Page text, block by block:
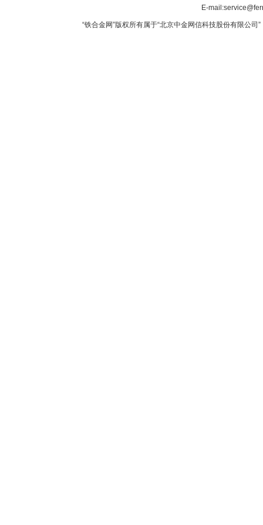
E-
“铁合金网”版权所有属于“北京中金网信科技股份有限公司